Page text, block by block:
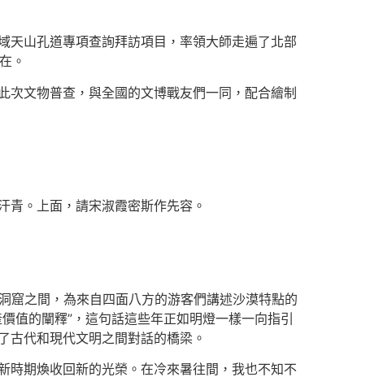
天山孔道專項查詢拜訪項目，率領大師走遍了北部
。
次文物普查，與全國的文博戰友們一同，配合繪制
青。上面，請宋淑霞密斯作先容。
窟之間，為來自四面八方的游客們講述沙漠特點的
值的闡釋”，這句話這些年正如明燈一樣一向指引
古代和現代文明之間對話的橋梁。
時期煥收回新的光榮。在冷來暑往間，我也不知不